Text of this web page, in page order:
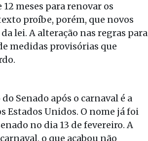
meses para renovar os
proíbe, porém, que novos
lei. A alteração nas regras para
medidas provisórias que
Senado após o carnaval é a
Estados Unidos. O nome já foi
no dia 13 de fevereiro. A
o que acabou não